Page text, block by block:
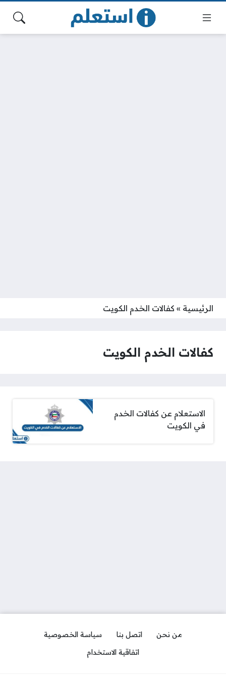
الرئيسية » كفالات الخدم الكويت
كفالات الخدم الكويت
الاستعلام عن كفالات الخدم
في الكويت
من نحن اتصل بنا
سياسة الخصوصية
اتفاقية الاستخدام